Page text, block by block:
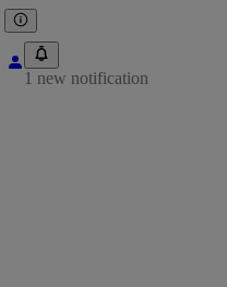
1 new notification